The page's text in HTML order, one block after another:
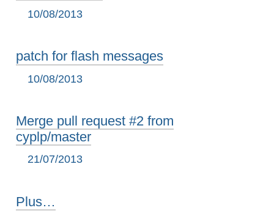
10/08/2013
patch for flash messages
10/08/2013
Merge pull request #2 from
cyplp/master
21/07/2013
paste
Plus…